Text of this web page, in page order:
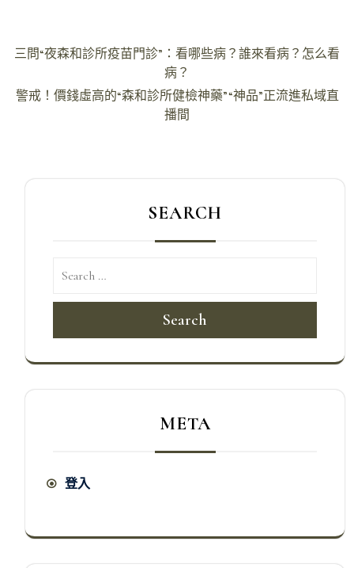
文
導
三問“夜森和診所疫苗門診”：看哪些病？誰來看病？怎么看
病？
警戒！價錢虛高的“森和診所健檢神藥”“神品”正流進私域直
播間
SEARCH
Search
META
登入